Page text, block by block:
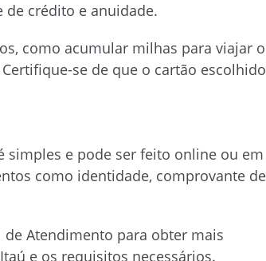
de crédito e anuidade.
como acumular milhas para viajar
se de que o cartão escolhido
simples e pode ser feito online ou em
como identidade, comprovante de
Atendimento para obter mais
e os requisitos necessários.